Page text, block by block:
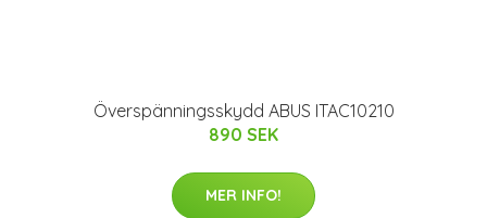
Överspänningsskydd ABUS ITAC10210
890 SEK
MER INFO!